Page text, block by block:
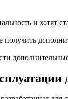
и хотят